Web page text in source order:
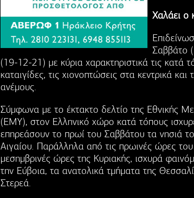
Χαλάει ο
Σαββάτο
(19-12-21) με κύρια χαρακτηριστικά τις κατά
καταιγίδες, τις χιονοπτώσεις στα κεντρικά
ανέμους.
Σύμφωνα με το έκτακτο δελτίο της Εθνικής
(ΕΜΥ), στον Ελληνικό χώρο κατά τόπους
επηρεάσουν το πρωί του Σαββάτου τα νησιά
Αιγαίου. Παράλληλα από τις πρωινές ώρες του
μεσημβρινές ώρες της Κυριακής, ισχυρά
την Εύβοια, τα ανατολικά τμήματα της
Στερεά.